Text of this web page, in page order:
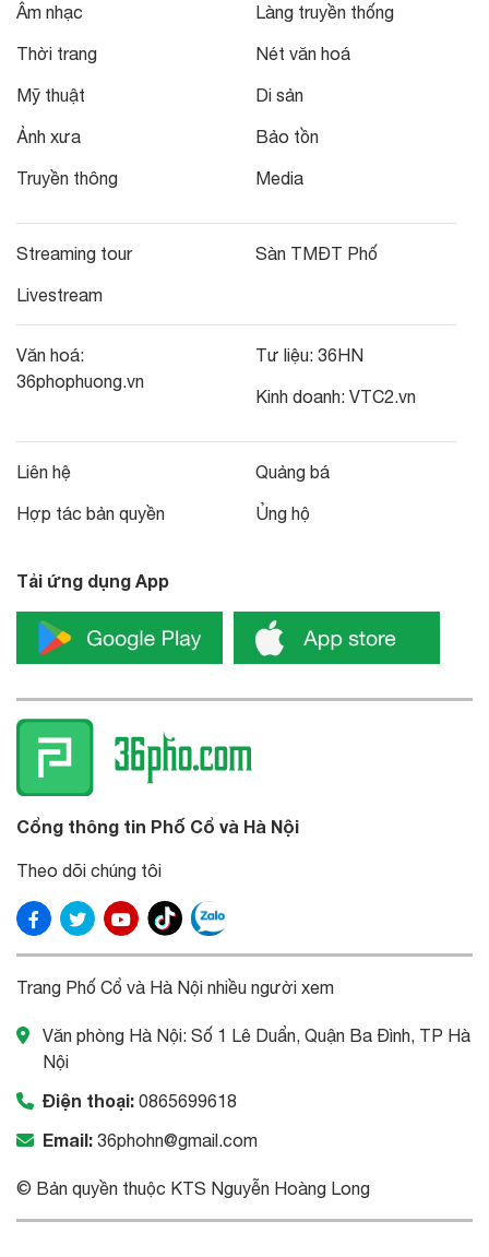
Âm nhạc
Thời trang
Mỹ thuật
Ảnh xưa
Truyền thông
Làng truyền thống
Nét văn hoá
Di sản
Bảo tồn
Media
Streaming tour
Livestream
Sàn TMĐT Phố
Văn hoá:
36phophuong.vn
Tư liệu: 36HN
Kinh doanh: VTC2.vn
Liên hệ
Hợp tác bản quyền
Quảng bá
Ủng hộ
Tải ứng dụng App
Cổng thông tin Phố Cổ và Hà Nội
Theo dõi chúng tôi
Trang Phố Cổ và Hà Nội nhiều người xem
Văn phòng Hà Nội: Số 1 Lê Duẩn, Quận Ba Đình, TP Hà
Nội
Điện thoại: 0865699618
Email: 36phohn@gmail.com
© Bản quyền thuộc KTS Nguyễn Hoàng Long